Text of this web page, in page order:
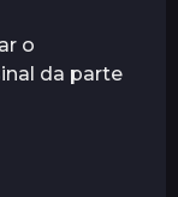
o
da parte